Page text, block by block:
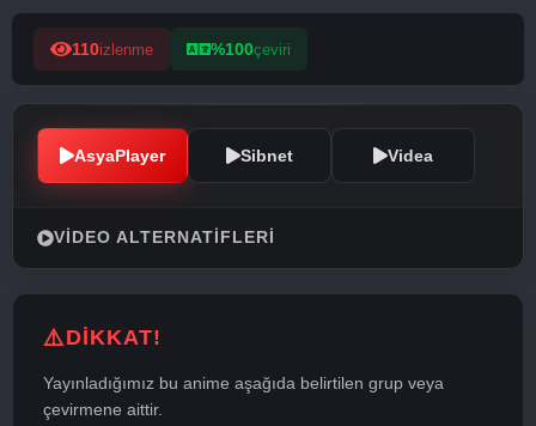
110izlenme %100çeviri
AsyaPlayer Sibnet Videa
VIDEO ALTERNATIFLERI
DİKKAT!
Yayınladığımız bu anime aşağıda belirtilen grup veya
çevirmene aittir.